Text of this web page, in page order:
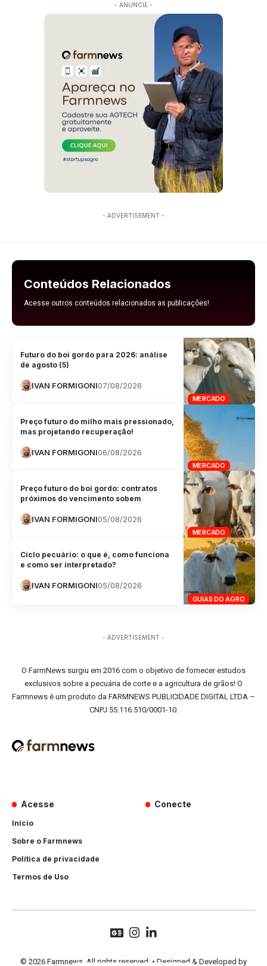
- ANUNCIE -
- ADVERTISEMENT -
Conteúdos Relacionados
Acesse outros conteúdos relacionados as publicações!
MERCADO
Futuro do boi gordo para 2026: análise
de agosto (5)
IVAN FORMIGONI07/08/2026
MERCADO
Preço futuro do milho mais pressionado,
mas projetando recuperação!
IVAN FORMIGONI06/08/2026
MERCADO
Preço futuro do boi gordo: contratos
próximos do vencimento sobem
IVAN FORMIGONI05/08/2026
GUIAS DO AGRO
Ciclo pecuário: o que é, como funciona
e como ser interpretado?
IVAN FORMIGONI05/08/2026
- ADVERTISEMENT -
O FarmNews surgiu em 2016 com o objetivo de fornecer estudos
exclusivos sobre a pecuária de corte e a agricultura de grãos! O
Farmnews é um produto da FARMNEWS PUBLICIDADE DIGITAL LTDA –
CNPJ 55.116.510/0001-10.
Acesse
Início
Sobre o Farmnews
Política de privacidade
Termos de Uso
Conecte
© 2026 Farmnews. All rights reserved. • Designed & Developed by